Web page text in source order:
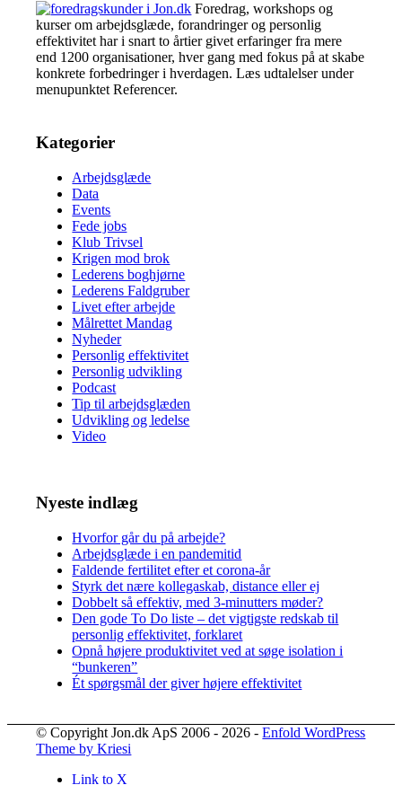
Foredrag, workshops og
kurser om arbejdsglæde, forandringer og personlig
effektivitet har i snart to årtier givet erfaringer fra mere
end 1200 organisationer, hver gang med fokus på at skabe
konkrete forbedringer i hverdagen. Læs udtalelser under
menupunktet Referencer.
Kategorier
Arbejdsglæde
Data
Events
Fede jobs
Klub Trivsel
Krigen mod brok
Lederens boghjørne
Lederens Faldgruber
Livet efter arbejde
Målrettet Mandag
Nyheder
Personlig effektivitet
Personlig udvikling
Podcast
Tip til arbejdsglæden
Udvikling og ledelse
Video
Nyeste indlæg
Hvorfor går du på arbejde?
Arbejdsglæde i en pandemitid
Faldende fertilitet efter et corona-år
Styrk det nære kollegaskab, distance eller ej
Dobbelt så effektiv, med 3-minutters møder?
Den gode To Do liste – det vigtigste redskab til
personlig effektivitet, forklaret
Opnå højere produktivitet ved at søge isolation i
“bunkeren”
Ét spørgsmål der giver højere effektivitet
© Copyright Jon.dk ApS 2006 - 2026 -Enfold WordPress
Theme by Kriesi
Link to X